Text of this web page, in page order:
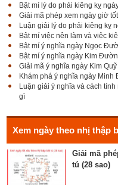
Bật mí lý do phải kiêng kỵ
Giải mã phép xem ngày giờ
Luận giải lý do phải kiêng kỵ
Bật mí việc nên làm và việc
Bật mí ý nghĩa ngày Ngọc
Bật mí ý nghĩa ngày Kim
Giải mã ý nghĩa ngày Kim
Khám phá ý nghĩa ngày
Luận giải ý nghĩa và cách
gì
Xem ngày theo nhị thập
Bật mí Sao
Đê Thổ Lạc
Giải mã
nghĩa Cang
nghĩa Giác
Giải mã
tú (28 sao)